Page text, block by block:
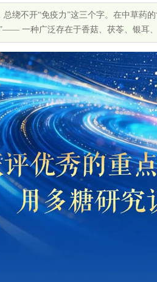
总绕不开“免疫力”这三个字。在中草药
一种广泛存在于香菇、茯苓、银耳